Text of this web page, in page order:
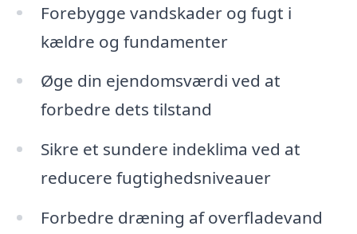
Forebygge vandskader og fugt i
kældre og fundamenter
Øge din ejendomsværdi ved at
forbedre dets tilstand
Sikre et sundere indeklima ved at
reducere fugtighedsniveauer
Forbedre dræning af overfladevand